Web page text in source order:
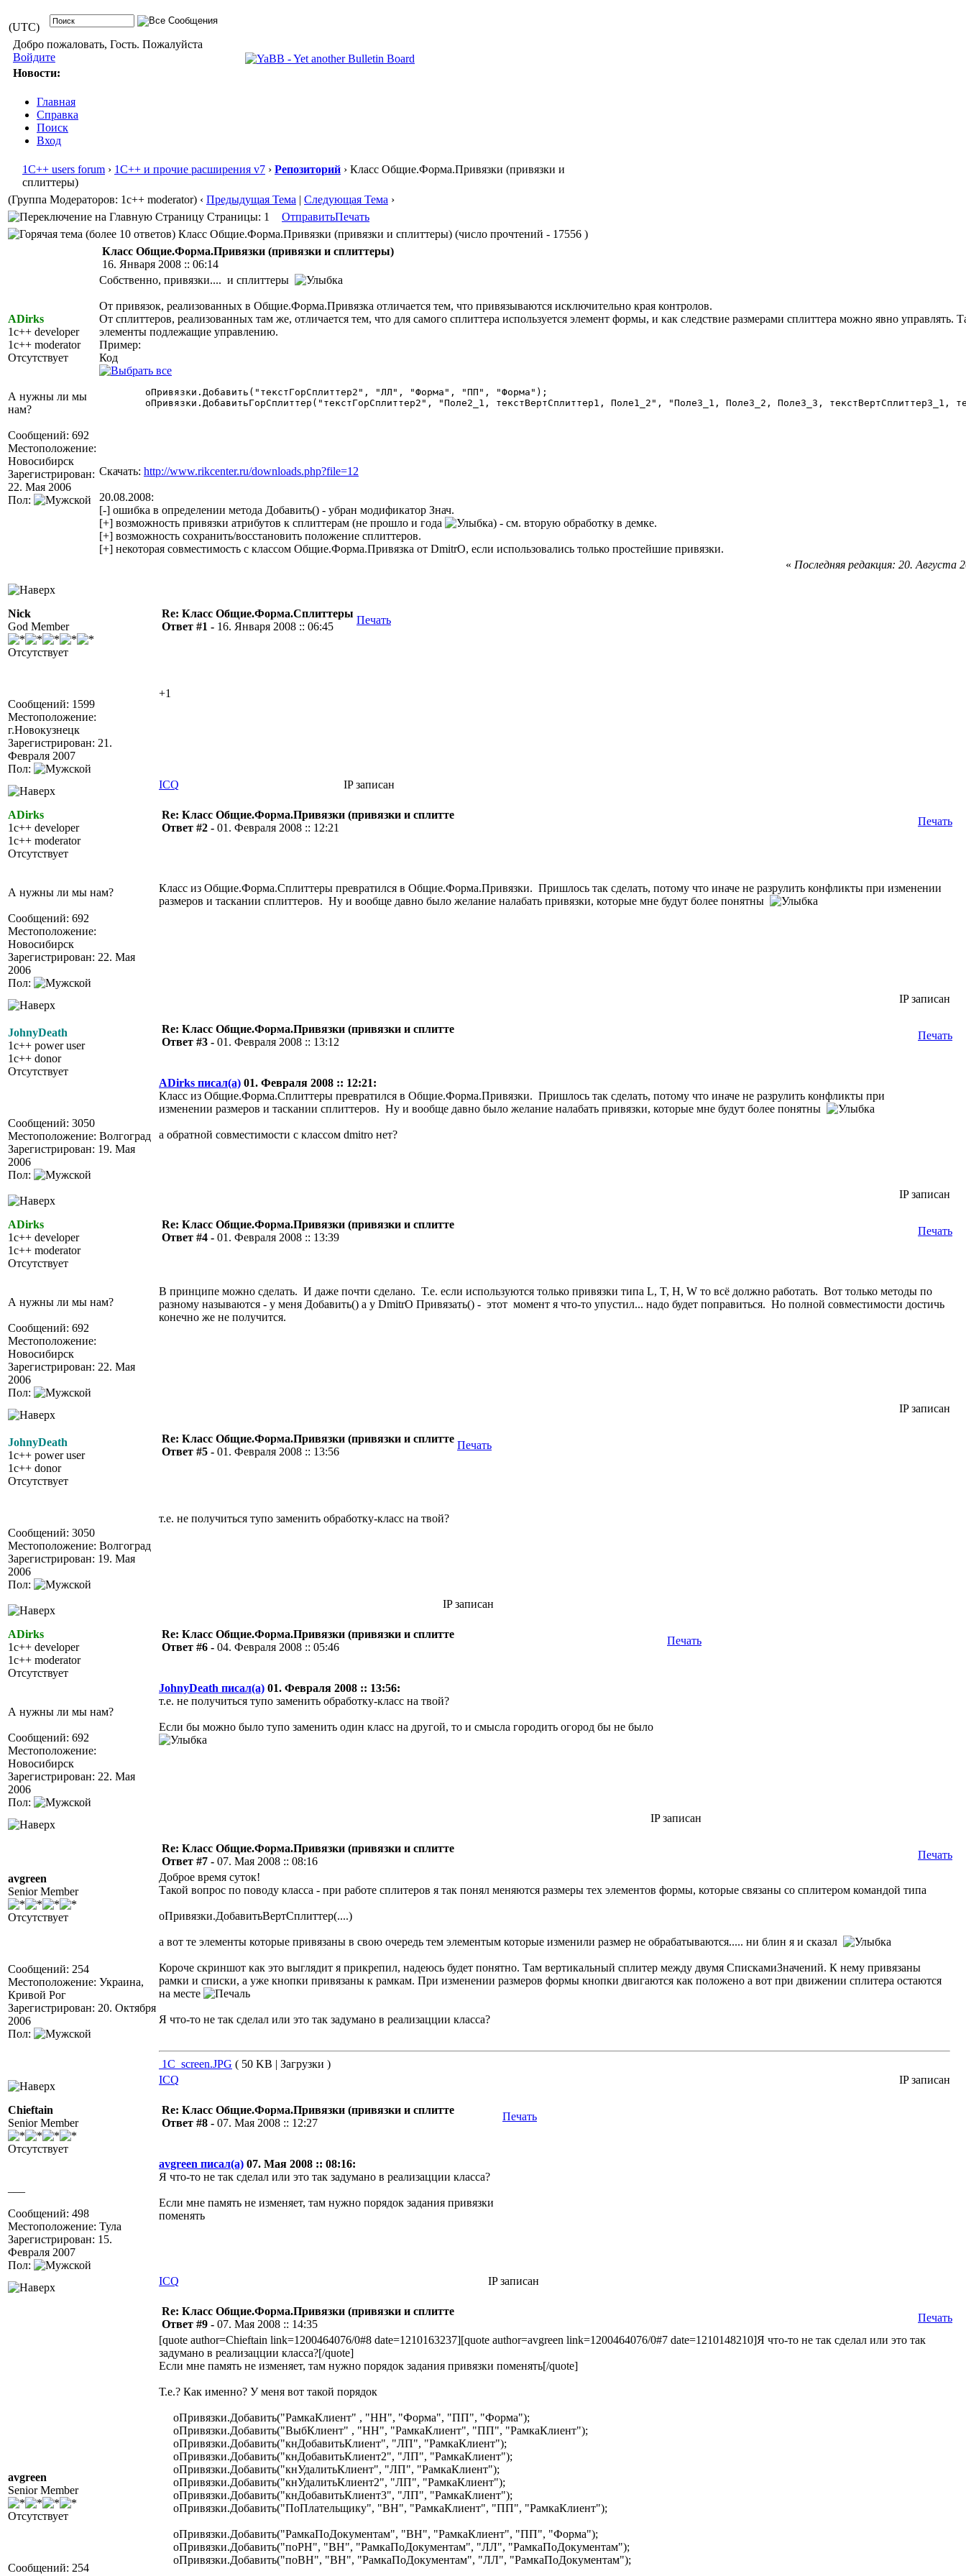
(UTC)
Добро пожаловать, Гость. Пожалуйста
Войдите
Новости:
Главная
Справка
Поиск
Вход
1С++ users forum › 1С++ и прочие расширения v7 › Репозиторий › Класс Общие.Форма.Привязки (привязки и
сплиттеры)
(Группа Модераторов: 1c++ moderator) ‹ Предыдущая Тема | Следующая Тема ›
Страницы: 1
ОтправитьПечать
Класс Общие.Форма.Привязки (привязки и сплиттеры) (число прочтений - 17556 )
ADirks
1c++ developer
1c++ moderator
Отсутствует
А нужны ли мы
нам?
Сообщений: 692
Местоположение:
Новосибирск
Зарегистрирован:
22. Мая 2006
Пол:
Класс Общие.Форма.Привязки (привязки и сплиттеры)
16. Января 2008 :: 06:14
Собственно, привязки.... и сплиттеры
От привязок, реализованных в Общие.Форма.Привязка отличается тем, что привязываются исключительно края контролов.
От сплиттеров, реализованных там же, отличается тем, что для самого сплиттера используется элемент формы, и как следствие размерами сплиттера можно явно управлять.
элементы подлежащие управлению.
Пример:
Код
Скачать: http://www.rikcenter.ru/downloads.php?file=12
20.08.2008:
[-] ошибка в определении метода Добавить() - убран модификатор Знач.
[+] возможность привязки атрибутов к сплиттерам (не прошло и года
) - см. вторую обработку в демке.
[+] возможность сохранить/восстановить положение сплиттеров.
[+] некоторая совместимость с классом Общие.Форма.Привязка от DmitrO, если использовались только простейшие привязки.
« Последняя редакция: 20. Августа
Nick
God Member
Отсутствует
Сообщений: 1599
Местоположение:
г.Новокузнецк
Зарегистрирован: 21.
Февраля 2007
Пол:
Re: Класс Общие.Форма.Сплиттеры
Ответ #1 - 16. Января 2008 :: 06:45
Печать
+1
ICQ IP записан
ADirks
1c++ developer
1c++ moderator
Отсутствует
А нужны ли мы нам?
Сообщений: 692
Местоположение:
Новосибирск
Зарегистрирован: 22. Мая
2006
Пол:
Re: Класс Общие.Форма.Привязки (привязки и сплитте
Ответ #2 - 01. Февраля 2008 :: 12:21
Печать
Класс из Общие.Форма.Сплиттеры превратился в Общие.Форма.Привязки. Пришлось так сделать, потому что иначе не разрулить конфликты при изменении
размеров и таскании сплиттеров. Ну и вообще давно было желание налабать привязки, которые мне будут более понятны
IP записан
JohnyDeath
1c++ power user
1c++ donor
Отсутствует
Сообщений: 3050
Местоположение: Волгоград
Зарегистрирован: 19. Мая
2006
Пол:
Re: Класс Общие.Форма.Привязки (привязки и сплитте
Ответ #3 - 01. Февраля 2008 :: 13:12
Печать
ADirks писал(а) 01. Февраля 2008 :: 12:21:
Класс из Общие.Форма.Сплиттеры превратился в Общие.Форма.Привязки. Пришлось так сделать, потому что иначе не разрулить конфликты при
изменении размеров и таскании сплиттеров. Ну и вообще давно было желание налабать привязки, которые мне будут более понятны
а обратной совместимости с классом dmitro нет?
IP записан
ADirks
1c++ developer
1c++ moderator
Отсутствует
А нужны ли мы нам?
Сообщений: 692
Местоположение:
Новосибирск
Зарегистрирован: 22. Мая
2006
Пол:
Re: Класс Общие.Форма.Привязки (привязки и сплитте
Ответ #4 - 01. Февраля 2008 :: 13:39
Печать
В принципе можно сделать. И даже почти сделано. Т.е. если используются только привязки типа L, T, H, W то всё должно работать. Вот только методы по
разному называются - у меня Добавить() а у DmitrO Привязать() - этот момент я что-то упустил... надо будет поправиться. Но полной совместимости достичь
конечно же не получится.
IP записан
JohnyDeath
1c++ power user
1c++ donor
Отсутствует
Сообщений: 3050
Местоположение: Волгоград
Зарегистрирован: 19. Мая
2006
Пол:
Re: Класс Общие.Форма.Привязки (привязки и сплитте
Ответ #5 - 01. Февраля 2008 :: 13:56
Печать
т.е. не получиться тупо заменить обработку-класс на твой?
IP записан
ADirks
1c++ developer
1c++ moderator
Отсутствует
А нужны ли мы нам?
Сообщений: 692
Местоположение:
Новосибирск
Зарегистрирован: 22. Мая
2006
Пол:
Re: Класс Общие.Форма.Привязки (привязки и сплитте
Ответ #6 - 04. Февраля 2008 :: 05:46
Печать
JohnyDeath писал(а) 01. Февраля 2008 :: 13:56:
т.е. не получиться тупо заменить обработку-класс на твой?
Если бы можно было тупо заменить один класс на другой, то и смысла городить огород бы не было
IP записан
avgreen
Senior Member
Отсутствует
Сообщений: 254
Местоположение: Украина,
Кривой Рог
Зарегистрирован: 20. Октября
2006
Пол:
Re: Класс Общие.Форма.Привязки (привязки и сплитте
Ответ #7 - 07. Мая 2008 :: 08:16
Печать
Доброе время суток!
Такой вопрос по поводу класса - при работе сплитеров я так понял меняются размеры тех элементов формы, которые связаны со сплитером командой типа
оПривязки.ДобавитьВертСплиттер(....)
а вот те элементы которые привязаны в свою очередь тем элементым которые изменили размер не обрабатываются..... ни блин я и сказал
Короче скриншот как это выглядит я прикрепил, надеюсь будет понятно. Там вертикальный сплитер между двумя СпискамиЗначений. К нему привязаны
рамки и списки, а уже кнопки привязаны к рамкам. При изменении размеров формы кнопки двигаются как положено а вот при движении сплитера остаются
на месте
Я что-то не так сделал или это так задумано в реализацции класса?
1C_screen.JPG ( 50 KB | Загрузки )
ICQ
IP записан
Chieftain
Senior Member
Отсутствует
Сообщений: 498
Местоположение: Тула
Зарегистрирован: 15.
Февраля 2007
Пол:
Re: Класс Общие.Форма.Привязки (привязки и сплитте
Ответ #8 - 07. Мая 2008 :: 12:27
Печать
avgreen писал(а) 07. Мая 2008 :: 08:16:
Я что-то не так сделал или это так задумано в реализацции класса?
Если мне память не изменяет, там нужно порядок задания привязки
поменять
ICQ IP записан
avgreen
Senior Member
Отсутствует
Сообщений: 254
Re: Класс Общие.Форма.Привязки (привязки и сплитте
Ответ #9 - 07. Мая 2008 :: 14:35
Печать
[quote author=Chieftain link=1200464076/0#8 date=1210163237][quote author=avgreen link=1200464076/0#7 date=1210148210]Я что-то не так сделал или это так
задумано в реализацции класса?[/quote]
Если мне память не изменяет, там нужно порядок задания привязки поменять[/quote]
Т.е.? Как именно? У меня вот такой порядок
оПривязки.Добавить("РамкаКлиент" , "НН", "Форма", "ПП", "Форма");
оПривязки.Добавить("ВыбКлиент" , "НН", "РамкаКлиент", "ПП", "РамкаКлиент");
оПривязки.Добавить("кнДобавитьКлиент", "ЛП", "РамкаКлиент");
оПривязки.Добавить("кнДобавитьКлиент2", "ЛП", "РамкаКлиент");
оПривязки.Добавить("кнУдалитьКлиент", "ЛП", "РамкаКлиент");
оПривязки.Добавить("кнУдалитьКлиент2", "ЛП", "РамкаКлиент");
оПривязки.Добавить("кнДобавитьКлиент3", "ЛП", "РамкаКлиент");
оПривязки.Добавить("ПоПлательщику", "ВН", "РамкаКлиент", "ПП", "РамкаКлиент");
оПривязки.Добавить("РамкаПоДокументам", "ВН", "РамкаКлиент", "ПП", "Форма");
оПривязки.Добавить("поРН", "ВН", "РамкаПоДокументам", "ЛЛ", "РамкаПоДокументам");
оПривязки.Добавить("поВН", "ВН", "РамкаПоДокументам", "ЛЛ", "РамкаПоДокументам");